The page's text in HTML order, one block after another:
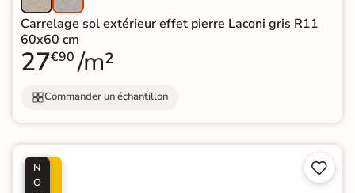
Carrelage sol extérieur effet pierre Laconi gris R11
60x60 cm
27€90 /m²
Commander un échantillon
R
N
O

